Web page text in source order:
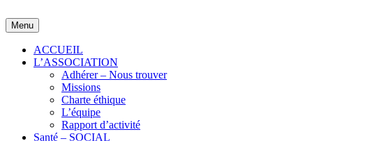
to
content
Menu
ACCUEIL
L’ASSOCIATION
Adhérer – Nous trouver
Missions
Charte éthique
L’équipe
Rapport d’activité
Santé – SOCIAL